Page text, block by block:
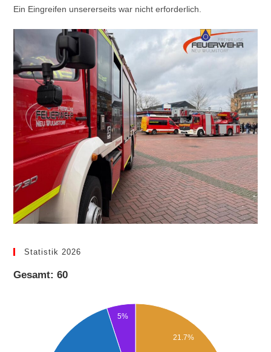
Ein Eingreifen unsererseits war nicht erforderlich.
Statistik 2026
Gesamt: 60
21.7%
5%